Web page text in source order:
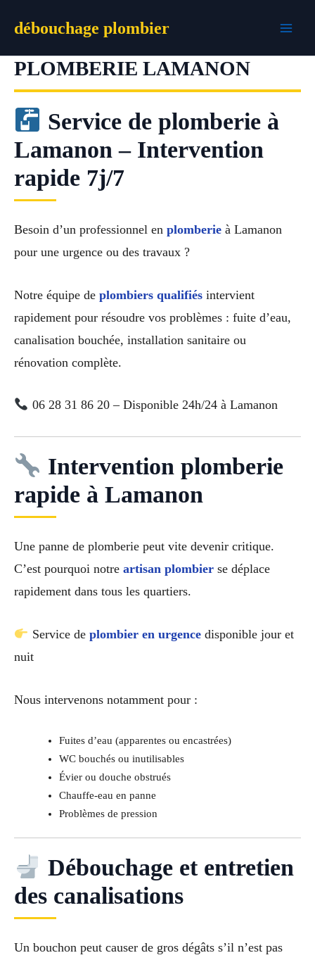
débouchage plombier
PLOMBERIE LAMANON
Service de plomberie à
Lamanon – Intervention
rapide 7j/7
Besoin d’un professionnel en plomberie à Lamanon
pour une urgence ou des travaux ?
Notre équipe de plombiers qualifiés intervient
rapidement pour résoudre vos problèmes : fuite d’eau,
canalisation bouchée, installation sanitaire ou
rénovation complète.
06 28 31 86 20 – Disponible 24h/24 à Lamanon
Intervention plomberie
rapide à Lamanon
Une panne de plomberie peut vite devenir critique.
C’est pourquoi notre artisan plombier se déplace
rapidement dans tous les quartiers.
Service de plombier en urgencedisponible jour et
nuit
Nous intervenons notamment pour :
Fuites d’eau (apparentes ou encastrées)
WC bouchés ou inutilisables
Évier ou douche obstrués
Chauffe-eau en panne
Problèmes de pression
Débouchage et entretien
des canalisations
Un bouchon peut causer de gros dégâts s’il n’est pas